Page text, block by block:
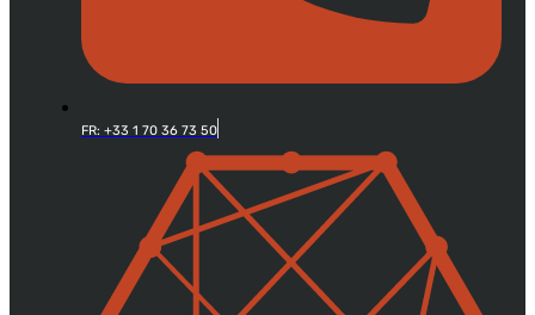
FR: +33 1 70 36 73 50